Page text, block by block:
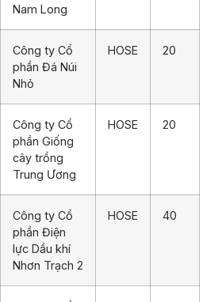
Nam Long
Công ty Cổ
phần Đá Núi
Nhỏ
HOSE 20
Công ty Cổ
phần Giống
cây trồng
Trung Ương
HOSE 20
Công ty Cổ
phần Điện
lực Dầu khí
Nhơn Trạch 2
HOSE 40